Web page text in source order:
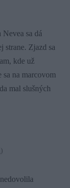
sa dá
strane. Zjazd sa
kde už
sa na marcovom
mal slušných
)